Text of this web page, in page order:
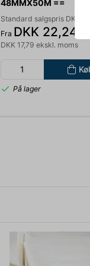
48MMX50M ==
Standard salgspris DKK
Fra DKK 22,24
DKK 17,79 ekskl. moms
På lager